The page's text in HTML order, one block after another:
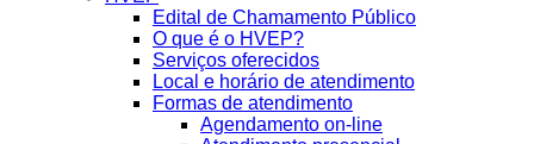
Edital de Chamamento Público
O que é o HVEP?
Serviços oferecidos
Local e horário de atendimento
Formas de atendimento
Agendamento on-line